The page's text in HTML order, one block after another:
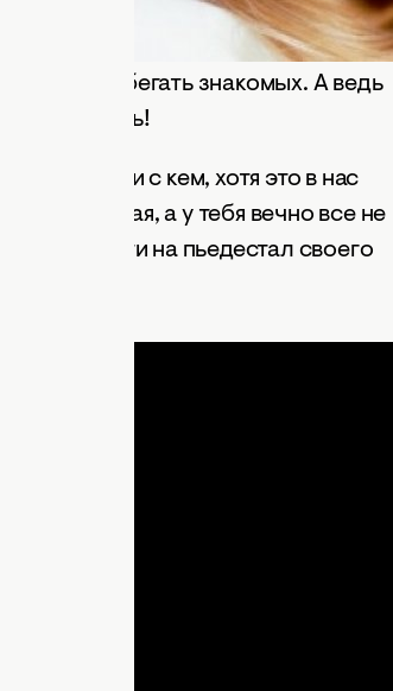
Передать ужас и панику
- перестала общаться с
стала избегать знакомых. А ведь
есть!
ни с кем, хотя это в нас
вон какая, а у тебя вечно все не
возвести на пьедестал своего